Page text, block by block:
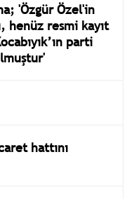
'Özgür Özel'in
henüz resmi kayıt
parti
hattını